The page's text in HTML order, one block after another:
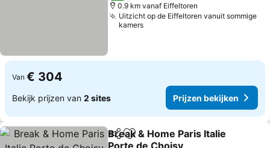
0.9 km vanaf Eiffeltoren
Uitzicht op de Eiffeltoren vanuit sommige
kamers
Van € 304
Bekijk prijzen van 2 sites Prijzen bekijken
DelenToevoegen aan favorieten
Break & Home Paris Italie
Porte de Choisy